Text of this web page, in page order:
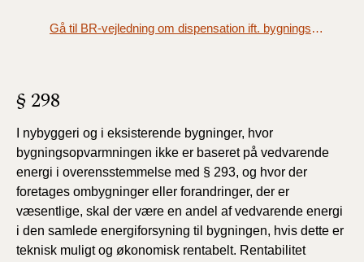
Gå til BR-vejledning om dispensation ift. bygningsopvarmning
§ 298
I nybyggeri og i eksisterende bygninger, hvor
bygningsopvarmningen ikke er baseret på vedvarende
energi i overensstemmelse med § 293, og hvor der
foretages ombygninger eller forandringer, der er
væsentlige, skal der være en andel af vedvarende energi
i den samlede energiforsyning til bygningen, hvis dette er
teknisk muligt og økonomisk rentabelt. Rentabilitet